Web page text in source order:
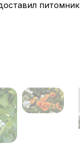
питомник